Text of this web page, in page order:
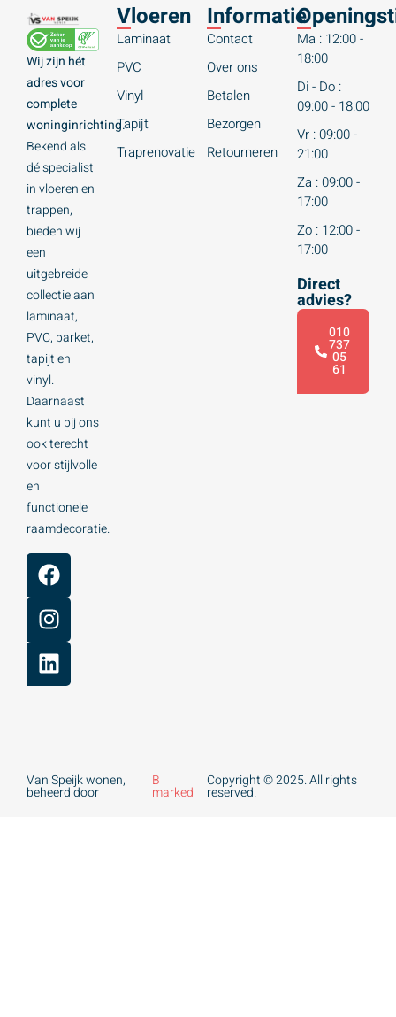
Wij zijn hét
adres voor
complete
woninginrichting.
Bekend als
dé specialist
in vloeren en
trappen,
bieden wij
een
uitgebreide
collectie aan
laminaat,
PVC, parket,
tapijt en
vinyl.
Daarnaast
kunt u bij ons
ook terecht
voor stijlvolle
en
functionele
raamdecoratie.
Vloeren
Laminaat
PVC
Vinyl
Tapijt
Traprenovatie
Informatie
Contact
Over ons
Betalen
Bezorgen
Retourneren
Ma : 12:00 -
18:00
Di - Do :
09:00 - 18:00
Vr : 09:00 -
21:00
Za : 09:00 -
17:00
Zo : 12:00 -
17:00
Direct
advies?
010
737
05
61
Van Speijk wonen,
beheerd door
B
marked
Copyright © 2025. All rights
reserved.